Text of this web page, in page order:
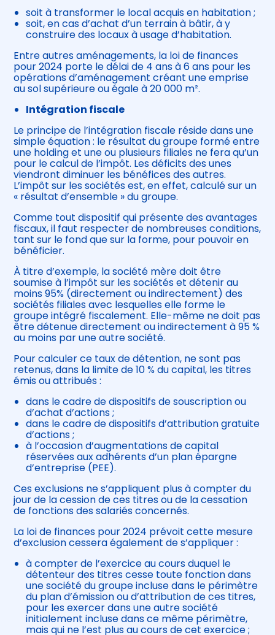
soit à transformer le local acquis en habitation ;
soit, en cas d’achat d’un terrain à bâtir, à y
construire des locaux à usage d’habitation.
Entre autres aménagements, la loi de finances
pour 2024 porte le délai de 4 ans à 6 ans pour les
opérations d’aménagement créant une emprise
au sol supérieure ou égale à 20 000 m².
Intégration fiscale
Le principe de l’intégration fiscale réside dans une
simple équation : le résultat du groupe formé entre
une holding et une ou plusieurs filiales ne fera qu’un
pour le calcul de l’impôt. Les déficits des unes
viendront diminuer les bénéfices des autres.
L’impôt sur les sociétés est, en effet, calculé sur un
« résultat d’ensemble » du groupe.
Comme tout dispositif qui présente des avantages
fiscaux, il faut respecter de nombreuses conditions,
tant sur le fond que sur la forme, pour pouvoir en
bénéficier.
À titre d’exemple, la société mère doit être
soumise à l’impôt sur les sociétés et détenir au
moins 95% (directement ou indirectement) des
sociétés filiales avec lesquelles elle forme le
groupe intégré fiscalement. Elle-même ne doit pas
être détenue directement ou indirectement à 95 %
au moins par une autre société.
Pour calculer ce taux de détention, ne sont pas
retenus, dans la limite de 10 % du capital, les titres
émis ou attribués :
dans le cadre de dispositifs de souscription ou
d’achat d’actions ;
dans le cadre de dispositifs d’attribution gratuite
d’actions ;
à l’occasion d’augmentations de capital
réservées aux adhérents d’un plan épargne
d’entreprise (PEE).
Ces exclusions ne s’appliquent plus à compter du
jour de la cession de ces titres ou de la cessation
de fonctions des salariés concernés.
La loi de finances pour 2024 prévoit cette mesure
d’exclusion cessera également de s’appliquer :
à compter de l’exercice au cours duquel le
détenteur des titres cesse toute fonction dans
une société du groupe incluse dans le périmètre
du plan d’émission ou d’attribution de ces titres,
pour les exercer dans une autre société
initialement incluse dans ce même périmètre,
mais qui ne l’est plus au cours de cet exercice ;